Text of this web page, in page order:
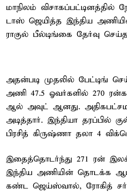
மாநிலம் விசாகப்பட்டினத்தில்
டாஸ் ஜெயித்த இந்திய
ராகுல் பீல்டிங்கை தேர்வு
அதன்படி முதலில் பேட்டிங்
அணி 47.5 ஓவர்களில் 270
ஆல் அவுட் ஆனது.
அடித்தார். இந்தியா தரப்பில்
பிரசித் கிருஷ்ணா தலா 4
இதைத்தொடர்ந்து 271 ரன்
இந்திய அணியின் தொடக்க
கண்ட ஜெய்ஸ்வால், ரோகித்